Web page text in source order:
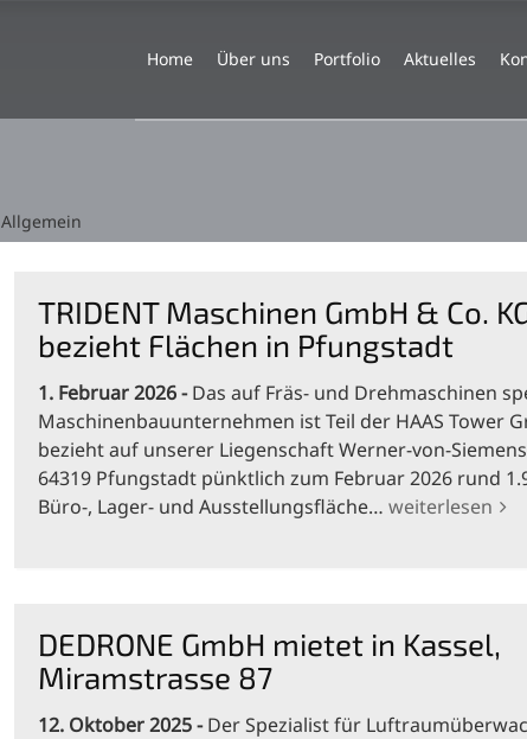
Home Über uns Portfolio Aktuelles
Allgemein
TRIDENT Maschinen GmbH & Co.
bezieht Flächen in Pfungstadt
1. Februar 2026
Das auf Fräs- und Drehmaschinen
Maschinenbauunternehmen ist Teil der HAAS Tower
bezieht auf unserer Liegenschaft Werner-von-
64319 Pfungstadt pünktlich zum Februar 2026 rund
Büro-, Lager- und Ausstellungsfläche… weiterlesen
DEDRONE GmbH mietet in Kassel,
Miramstrasse 87
12. Oktober 2025
Der Spezialist für